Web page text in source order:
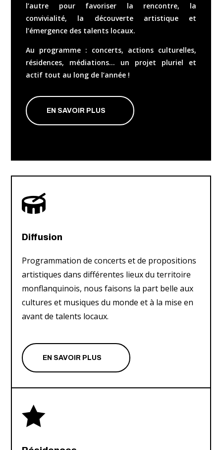
l’autre pour favoriser la rencontre, la
convivialité, la découverte artistique et
l’émergence des talents locaux.
Au programme : concerts, actions culturelles,
résidences, médiations… un projet pluriel et
actif tout au long de l’année !
EN SAVOIR PLUS

Diffusion
Programmation de concerts et de propositions
artistiques dans différentes lieux du territoire
monflanquinois, nous faisons la part belle aux
cultures et musiques du monde et à la mise en
avant de talents locaux.
EN SAVOIR PLUS
